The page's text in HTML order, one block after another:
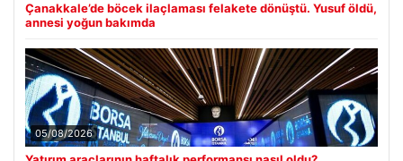
Çanakkale’de böcek ilaçlaması felakete dönüştü. Yusuf öldü,
annesi yoğun bakımda
05/08/2026